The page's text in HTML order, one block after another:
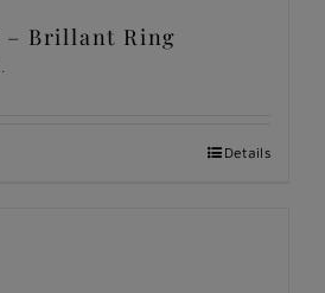
– Brillant Ring
Details